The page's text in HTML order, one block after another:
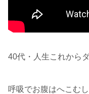
40代・人生これから
呼吸でお腹はへこむ